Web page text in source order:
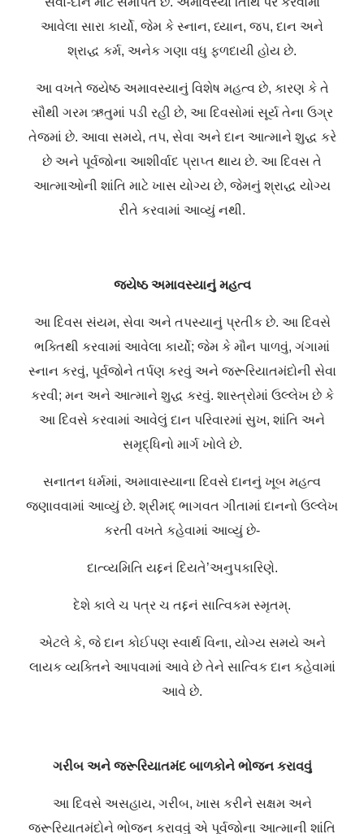
આવેલા સારા કાર્યો, જેમ કે સ્નાન, ધ્યાન, જપ, દાન અને
શ્રાદ્ધ કર્મ, અનેક ગણા વધુ ફળદાયી હોય છે.
આ વખતે જ્યેષ્ઠ અમાવસ્યાનું વિશેષ મહત્વ છે, કારણ કે તે
સૌથી ગરમ ઋતુમાં પડી રહી છે, આ દિવસોમાં સૂર્ય તેના ઉગ્ર
તેજમાં છે. આવા સમયે, તપ, સેવા અને દાન આત્માને શુદ્ધ કરે
છે અને પૂર્વજોના આશીર્વાદ પ્રાપ્ત થાય છે. આ દિવસ તે
આત્માઓની શાંતિ માટે ખાસ યોગ્ય છે, જેમનું શ્રાદ્ધ યોગ્ય
રીતે કરવામાં આવ્યું નથી.
જ્યેષ્ઠ અમાવસ્યાનું મહત્વ
આ દિવસ સંયમ, સેવા અને તપસ્યાનું પ્રતીક છે. આ દિવસે
ભક્તિથી કરવામાં આવેલા કાર્યો; જેમ કે મૌન પાળવું, ગંગામાં
સ્નાન કરવું, પૂર્વજોને તર્પણ કરવું અને જરૂરિયાતમંદોની સેવા
કરવી; મન અને આત્માને શુદ્ધ કરવું. શાસ્ત્રોમાં ઉલ્લેખ છે કે
આ દિવસે કરવામાં આવેલું દાન પરિવારમાં સુખ, શાંતિ અને
સમૃદ્ધિનો માર્ગ ખોલે છે.
સનાતન ધર્મમાં, અમાવાસ્યાના દિવસે દાનનું ખૂબ મહત્વ
જણાવવામાં આવ્યું છે. શ્રીમદ્ ભાગવત ગીતામાં દાનનો ઉલ્લેખ
કરતી વખતે કહેવામાં આવ્યું છે-
દાત્વ્યમિતિ યદ્દનં દિયતે’અનુપકારિણે.
દેશે કાલે ચ પત્ર ચ તદ્દનં સાત્વિકમ સ્મૃતમ્.
એટલે કે, જે દાન કોઈપણ સ્વાર્થ વિના, યોગ્ય સમયે અને
લાયક વ્યક્તિને આપવામાં આવે છે તેને સાત્વિક દાન કહેવામાં
આવે છે.
ગરીબ અને જરૂરિયાતમંદ બાળકોને ભોજન કરાવવું
આ દિવસે અસહાય, ગરીબ, ખાસ કરીને સક્ષમ અને
જરૂરિયાતમંદોને ભોજન કરાવવું એ પૂર્વજોના આત્માની શાંતિ